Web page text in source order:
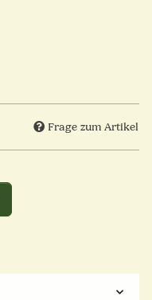
Frage zum Artikel